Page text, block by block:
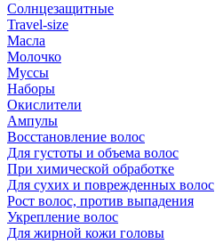
Солнцезащитные
Travel-size
Масла
Молочко
Муссы
Наборы
Окислители
Ампулы
Восстановление волос
Для густоты и объема волос
При химической обработке
Для сухих и поврежденных волос
Рост волос, против выпадения
Укрепление волос
Для жирной кожи головы